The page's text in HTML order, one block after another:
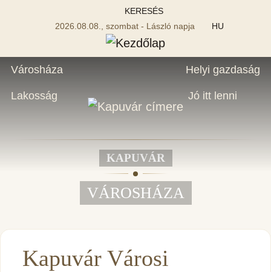
KERESÉS
2026.08.08., szombat - László napja
HU
Városháza
Lakosság
Helyi gazdaság
Jó itt lenni
KAPUVÁR
VÁROSHÁZA
Kapuvár Városi